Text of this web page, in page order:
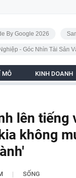
By Google 2026
- Góc Nhìn Tài Sản
MÔ KINH DOANH
lên
không
| SỐNG